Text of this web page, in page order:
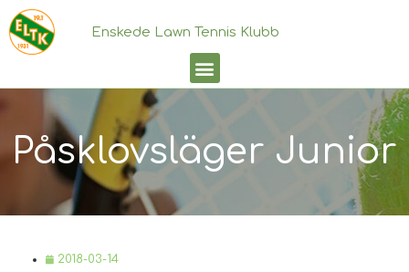
Enskede Lawn Tennis Klubb
Påsklovsläger Junior
2018-03-14